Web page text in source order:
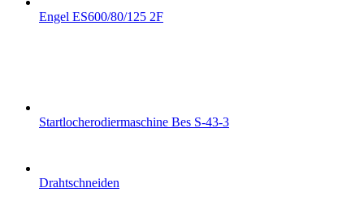
Engel ES600/80/125 2F
Startlocherodiermaschine Bes S-43-3
Drahtschneiden